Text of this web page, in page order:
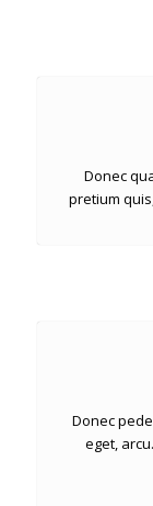
Donec
pretium
Donec
eget,